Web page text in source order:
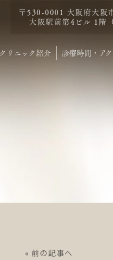
〒530-0001 大阪府大阪
大阪駅前第4ビル 1階
クリニック紹介 診療時間・アク
« 前の記事へ